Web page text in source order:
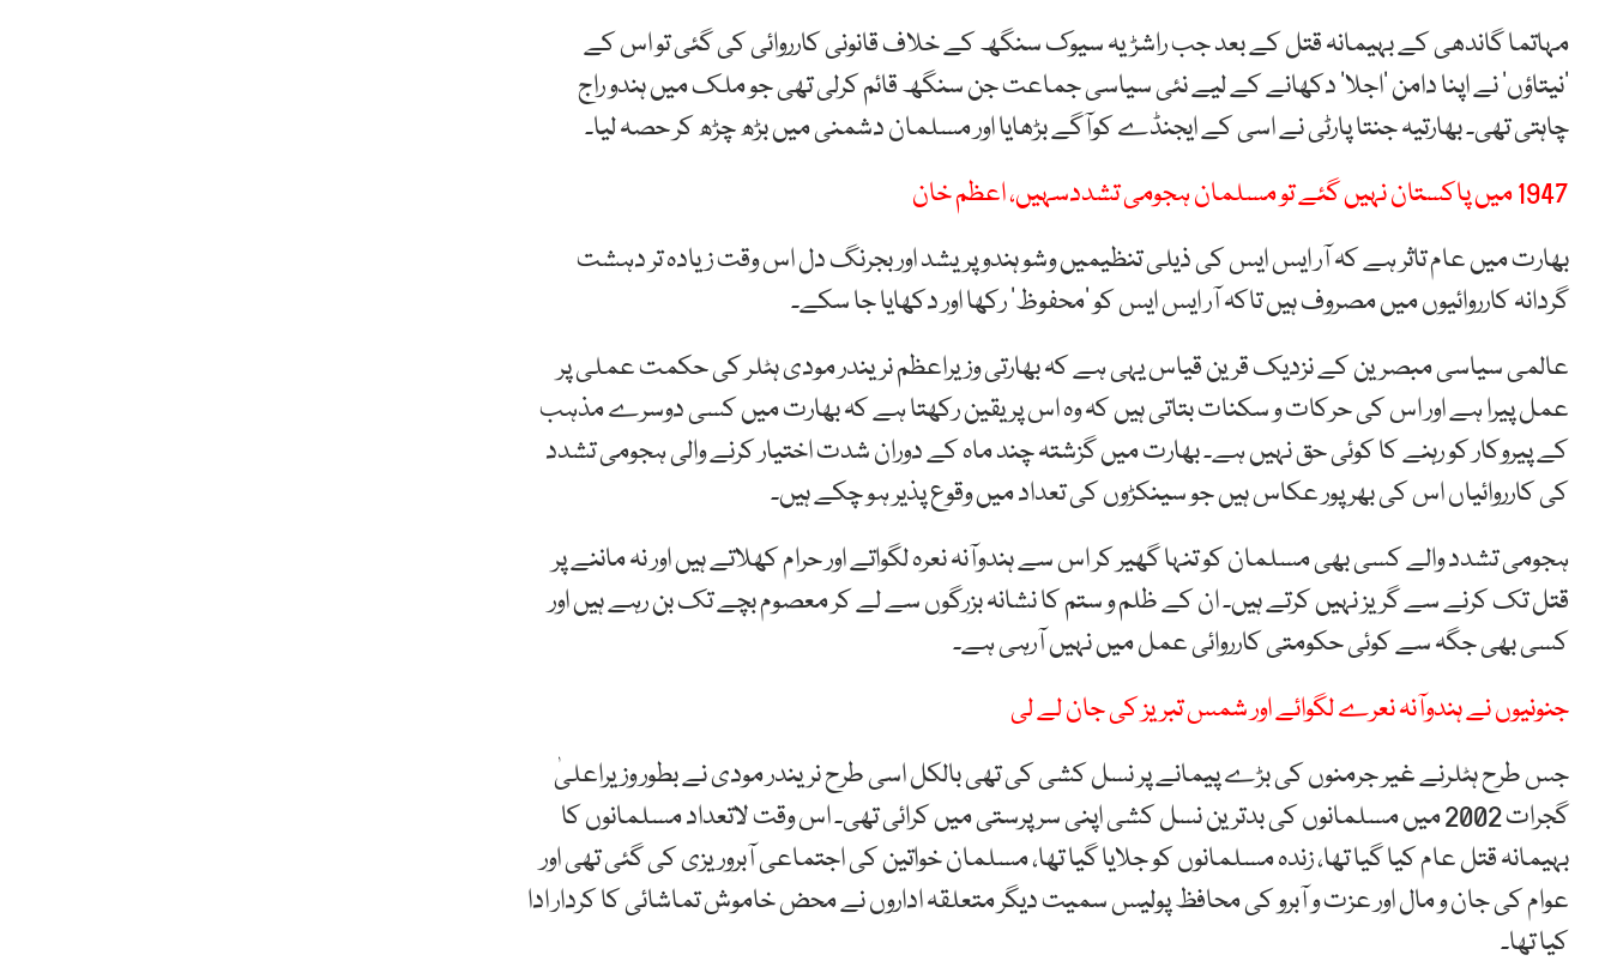
مہاتما گاندھی کے بہیمانہ قتل کے بعد جب راشڑیہ سیوک سنگھ کے خلاف قانونی کارروائی کی گئی تو اس کے
’نیتاؤں‘ نے اپنا دامن ’اجلا‘ دکھانے کے لیے نئی سیاسی جماعت جن سنگھ قائم کرلی تھی جو ملک میں ہندو راج
چاہتی تھی۔ بھارتیہ جنتا پارٹی نے اسی کے ایجنڈے کوآگے بڑھایا اور مسلمان دشمنی میں بڑھ چڑھ کر حصہ لیا۔
1947 میں پاکستان نہیں گئے تو مسلمان ہجومی تشددسہیں، اعظم خان
بھارت میں عام تاثر ہے کہ آر ایس ایس کی ذیلی تنظیمیں وشو ہندو پریشد اور بجرنگ دل اس وقت زیادہ تر دہشت
گردانہ کارروائیوں میں مصروف ہیں تاکہ آر ایس ایس کو ’محفوظ‘ رکھا اور دکھایا جا سکے۔
عالمی سیاسی مبصرین کے نزدیک قرین قیاس یہی ہے کہ بھارتی وزیراعظم نریندر مودی ہٹلر کی حکمت عملی پر
عمل پیرا ہے اور اس کی حرکات و سکنات بتاتی ہیں کہ وہ اس پر یقین رکھتا ہے کہ بھارت میں کسی دوسرے مذہب
کے پیروکار کو رہنے کا کوئی حق نہیں ہے۔ بھارت میں گزشتہ چند ماہ کے دوران شدت اختیار کرنے والی ہجومی تشدد
کی کارروائیاں اس کی بھرپور عکاس ہیں جو سینکڑوں کی تعداد میں وقوع پذیر ہو چکے ہیں۔
ہجومی تشدد والے کسی بھی مسلمان کو تنہا گھیر کر اس سے ہندوآنہ نعرہ لگواتے اور حرام کھلاتے ہیں اور نہ ماننے پر
قتل تک کرنے سے گریز نہیں کرتے ہیں۔ ان کے ظلم و ستم کا نشانہ بزرگوں سے لے کر معصوم بچے تک بن رہے ہیں اور
کسی بھی جگہ سے کوئی حکومتی کارروائی عمل میں نہیں آرہی ہے۔
جنونیوں نے ہندوآنہ نعرے لگوائے اور شمس تبریز کی جان لے لی
جس طرح ہٹلرنے غیر جرمنوں کی بڑے پیمانے پر نسل کشی کی تھی بالکل اسی طرح نریندر مودی نے بطور وزیراعلیٰ
گجرات 2002 میں مسلمانوں کی بدترین نسل کشی اپنی سرپرستی میں کرائی تھی۔ اس وقت لاتعداد مسلمانوں کا
بہیمانہ قتل عام کیا گیا تھا، زندہ مسلمانوں کو جلایا گیا تھا، مسلمان خواتین کی اجتماعی آبروریزی کی گئی تھی اور
عوام کی جان و مال اور عزت و آبرو کی محافظ پولیس سمیت دیگر متعلقہ اداروں نے محض خاموش تماشائی کا کردار ادا
کیا تھا۔